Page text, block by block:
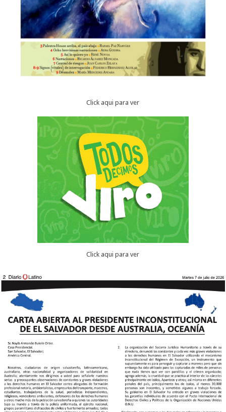
Click aqui para ver
Click aqui para ver